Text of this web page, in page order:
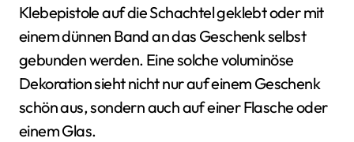
Klebepistole auf die Schachtel geklebt oder mit
einem dünnen Band an das Geschenk selbst
gebunden werden. Eine solche voluminöse
Dekoration sieht nicht nur auf einem Geschenk
schön aus, sondern auch auf einer Flasche oder
einem Glas.